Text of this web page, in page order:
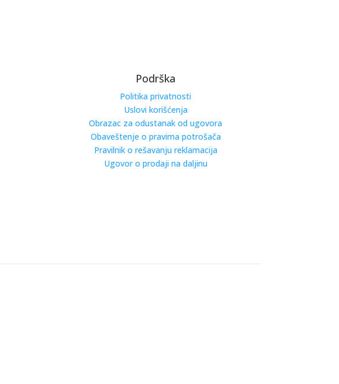
Podrška
Politika privatnosti
Uslovi korišćenja
Obrazac za odustanak od ugovora
Obaveštenje o pravima potrošača
Pravilnik o rešavanju reklamacija
Ugovor o prodaji na daljinu